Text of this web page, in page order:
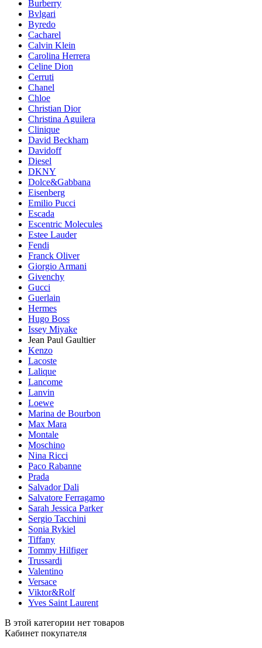
Burberry
Bvlgari
Byredo
Cacharel
Calvin Klein
Carolina Herrera
Celine Dion
Cerruti
Chanel
Chloe
Christian Dior
Christina Aguilera
Clinique
David Beckham
Davidoff
Diesel
DKNY
Dolce&Gabbana
Eisenberg
Emilio Pucci
Escada
Escentric Molecules
Estee Lauder
Fendi
Franck Oliver
Giorgio Armani
Givenchy
Gucci
Guerlain
Hermes
Hugo Boss
Issey Miyake
Jean Paul Gaultier
Kenzo
Lacoste
Lalique
Lancome
Lanvin
Loewe
Marina de Bourbon
Max Mara
Montale
Moschino
Nina Ricci
Paco Rabanne
Prada
Salvador Dali
Salvatore Ferragamo
Sarah Jessica Parker
Sergio Tacchini
Sonia Rykiel
Tiffany
Tommy Hilfiger
Trussardi
Valentino
Versace
Viktor&Rolf
Yves Saint Laurent
В этой категории нет товаров
Кабинет покупателя